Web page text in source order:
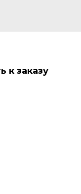
к заказу